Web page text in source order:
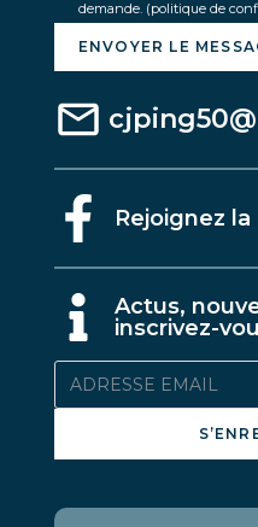
demande. (politique de
ENVOYER LE
Rejoignez
Actus,
inscrivez-